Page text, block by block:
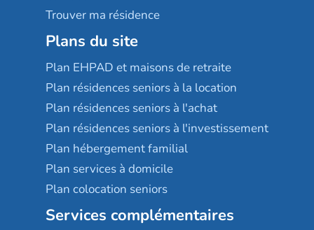
Trouver ma résidence
Plans du site
Plan EHPAD et maisons de retraite
Plan résidences seniors à la location
Plan résidences seniors à l'achat
Plan résidences seniors à l'investissement
Plan hébergement familial
Plan services à domicile
Plan colocation seniors
Services complémentaires